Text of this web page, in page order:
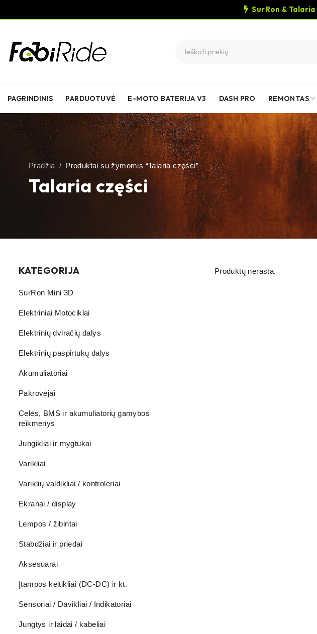
SurRon & Talaria
PAGRINDINIS PARDUOTUVĖ E-MOTO BATERIJA V3 DASH PRO REMONTAS
Talaria części
Pradžia / Produktai su žymomis “Talaria części”
KATEGORIJA
SurRon Mini 3D
Elektriniai Motociklai
Elektrinių dviračių dalys
Elektrinių paspirtukų dalys
Akumuliatoriai
Pakrovėjai
Celės, BMS ir akumuliatorių gamybos
reikmenys
Jungikliai ir mygtukai
Varikliai
Variklių valdikliai / kontroleriai
Ekranai / display
Lempos / žibintai
Stabdžiai ir priedai
Aksesuarai
Įtampos keitikliai (DC-DC) ir kt.
Sensoriai / Davikliai / Indikatoriai
Jungtys ir laidai / kabeliai
Produktų nerasta.